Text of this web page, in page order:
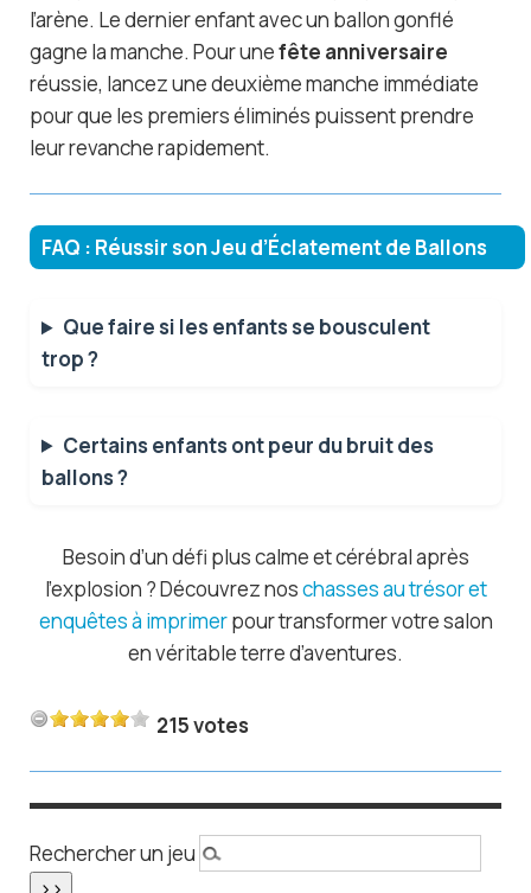
l’arène. Le dernier enfant avec un ballon gonflé
gagne la manche. Pour unefête anniversaire
réussie, lancez une deuxième manche immédiate
pour que les premiers éliminés puissent prendre
leur revanche rapidement.
FAQ : Réussir son Jeu d’Éclatement de Ballons
Que faire si les enfants se bousculent
trop ?
Certains enfants ont peur du bruit des
ballons ?
Besoin d’un défi plus calme et cérébral après
l’explosion ? Découvrez noschasses au trésor et
enquêtes à imprimerpour transformer votre salon
en véritable terre d’aventures.
215 votes
Rechercher un jeu